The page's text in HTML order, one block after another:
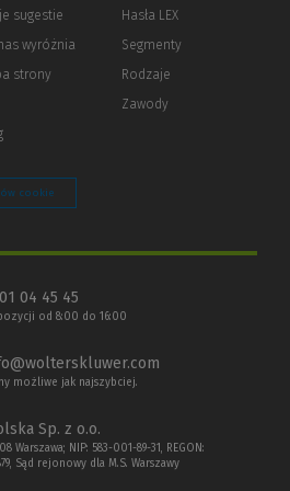
innej
strony)
sugestie
wyróżnia
strony
Hasła LEX
Segmenty
Rodzaje
Zawody
cookie
04 45 45
od 8:00 do 16:00
możliwe jak najszybciej.
Sp. z o.o.
Warszawa; NIP: 583-001-89-31, REGON:
Sąd rejonowy dla M.S. Warszawy